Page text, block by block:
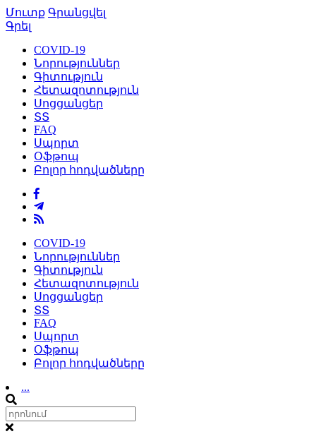
Մուտք Գրանցվել
Գրել
COVID-19
Նորություններ
Գիտություն
Հետազոտություն
Սոցցանցեր
ՏՏ
FAQ
Սպորտ
Օֆթոպ
Բոլոր հոդվածները
COVID-19
Նորություններ
Գիտություն
Հետազոտություն
Սոցցանցեր
ՏՏ
FAQ
Սպորտ
Օֆթոպ
Բոլոր հոդվածները
...